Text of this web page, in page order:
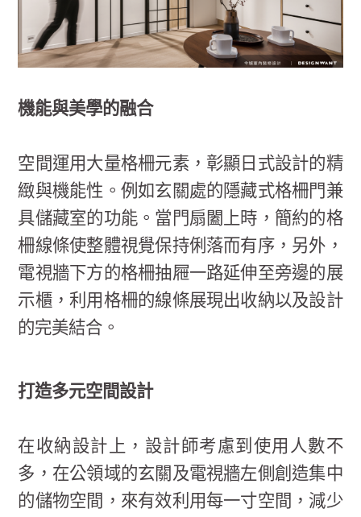
機能與美學的融合
空間運用大量格柵元素，彰顯日式設計的精
緻與機能性。例如玄關處的隱藏式格柵門兼
具儲藏室的功能。當門扇闔上時，簡約的格
柵線條使整體視覺保持俐落而有序，另外，
電視牆下方的格柵抽屜一路延伸至旁邊的展
示櫃，利用格柵的線條展現出收納以及設計
的完美結合。
打造多元空間設計
在收納設計上，設計師考慮到使用人數不
多，在公領域的玄關及電視牆左側創造集中
的儲物空間，來有效利用每一寸空間，減少